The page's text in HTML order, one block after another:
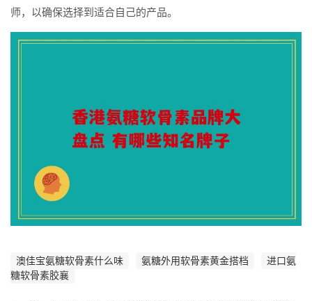
师，以确保选择到适合自己的产品。
澳佳宝氨糖软骨素什么味 氨糖外用软骨素黄金搭档
进口氨
糖软骨素胶襄